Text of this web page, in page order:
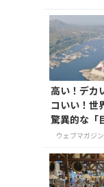
高い！デカ
コいい！世
驚異的な「
大紹介。
ウェブマガジン